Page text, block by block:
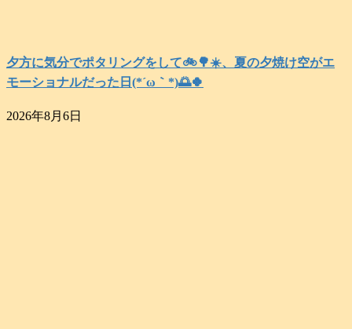
夕方に気分でポタリングをして🚲️🌳☀️、夏の夕焼け空がエ
モーショナルだった日(⁠*⁠´⁠ω⁠｀⁠*⁠)🌅🍀
2026年8月6日